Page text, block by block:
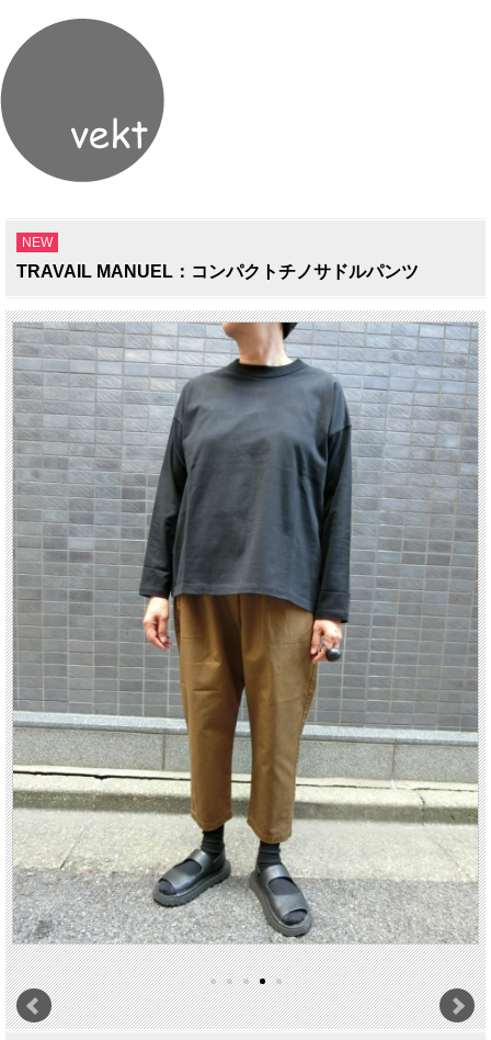
NEW
TRAVAIL MANUEL：コンパクトチノサドルパンツ